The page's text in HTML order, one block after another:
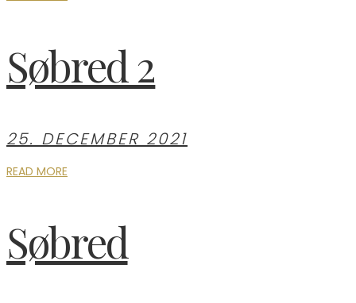
Søbred 2
25. DECEMBER 2021
READ MORE
Søbred